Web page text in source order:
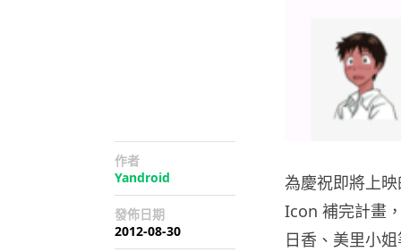
作者
Yandroid
發佈日期
2012-08-30
為慶祝即將上
Icon 補完計畫
日香、美里小